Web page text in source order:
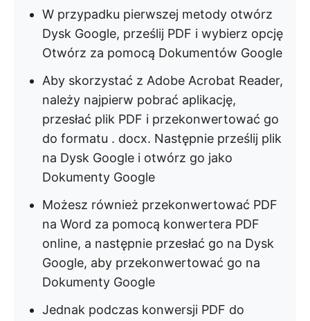
W przypadku pierwszej metody otwórz
Dysk Google, prześlij PDF i wybierz opcję
Otwórz za pomocą Dokumentów Google
Aby skorzystać z Adobe Acrobat Reader,
należy najpierw pobrać aplikację,
przesłać plik PDF i przekonwertować go
do formatu . docx. Następnie prześlij plik
na Dysk Google i otwórz go jako
Dokumenty Google
Możesz również przekonwertować PDF
na Word za pomocą konwertera PDF
online, a następnie przesłać go na Dysk
Google, aby przekonwertować go na
Dokumenty Google
Jednak podczas konwersji PDF do